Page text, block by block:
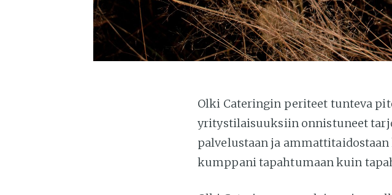
Olki Cateringin periteet tunteva
yritystilaisuuksiin onnistuneet
palvelustaan ja
kumppani tapahtumaan kuin